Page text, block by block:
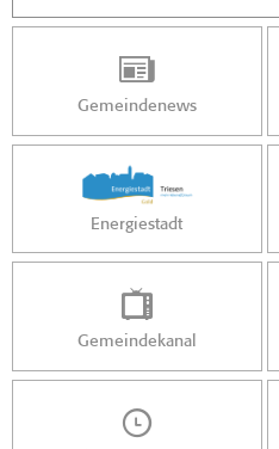
Gemeindenews
Energiestadt
Gemeindekanal